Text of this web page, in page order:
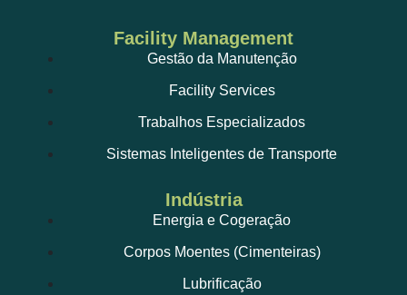
Facility Management
Gestão da Manutenção
Facility Services
Trabalhos Especializados
Sistemas Inteligentes de Transporte
Indústria
Energia e Cogeração
Corpos Moentes (Cimenteiras)
Lubrificação